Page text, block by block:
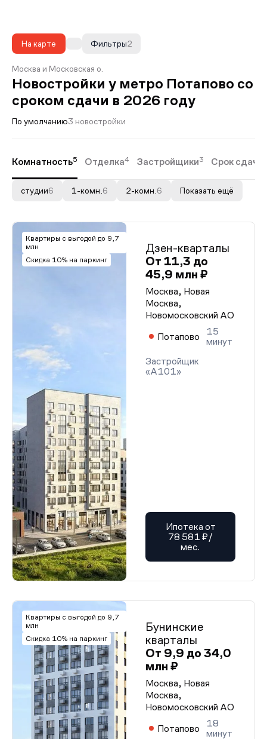
На карте 2
Фильтры
Москва и Московская о.
Новостройки у метро Потапово со
сроком сдачи в 2026 году
По умолчанию3 новостройки
Комнатность5 Отделка4 Застройщики3 Срок сдачи
студии6 1-комн. 6 2-комн. 6 Показать ещё
Квартиры с выгодой до 9,7
млн
Скидка 10% на паркинг
Дзен-кварталы
От 11,3 до
45,9 млн ₽
Москва, Новая
Москва,
Новомосковский АО
Потапово
15
минут
Застройщик
«А101»
Ипотека от
78 581 ₽/
мес.
Квартиры с выгодой до 9,7
млн
Скидка 10% на паркинг
Бунинские
кварталы
От 9,9 до 34,0
млн ₽
Москва, Новая
Москва,
Новомосковский АО
Потапово
18
минут